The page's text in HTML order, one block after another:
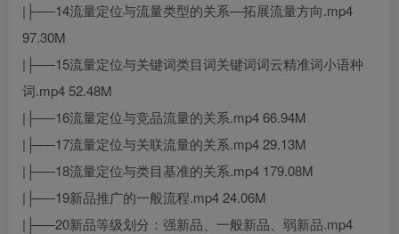
|├──14流量定位与流量类型的关系—拓展流量方向.mp4
97.30M
|├──15流量定位与关键词类目词关键词词云精准词小语种
词.mp4 52.48M
|├──16流量定位与竞品流量的关系.mp4 66.94M
|├──17流量定位与关联流量的关系.mp4 29.13M
|├──18流量定位与类目基准的关系.mp4 179.08M
|├──19新品推广的一般流程.mp4 24.06M
|├──20新品等级划分：强新品、一般新品、弱新品.mp4